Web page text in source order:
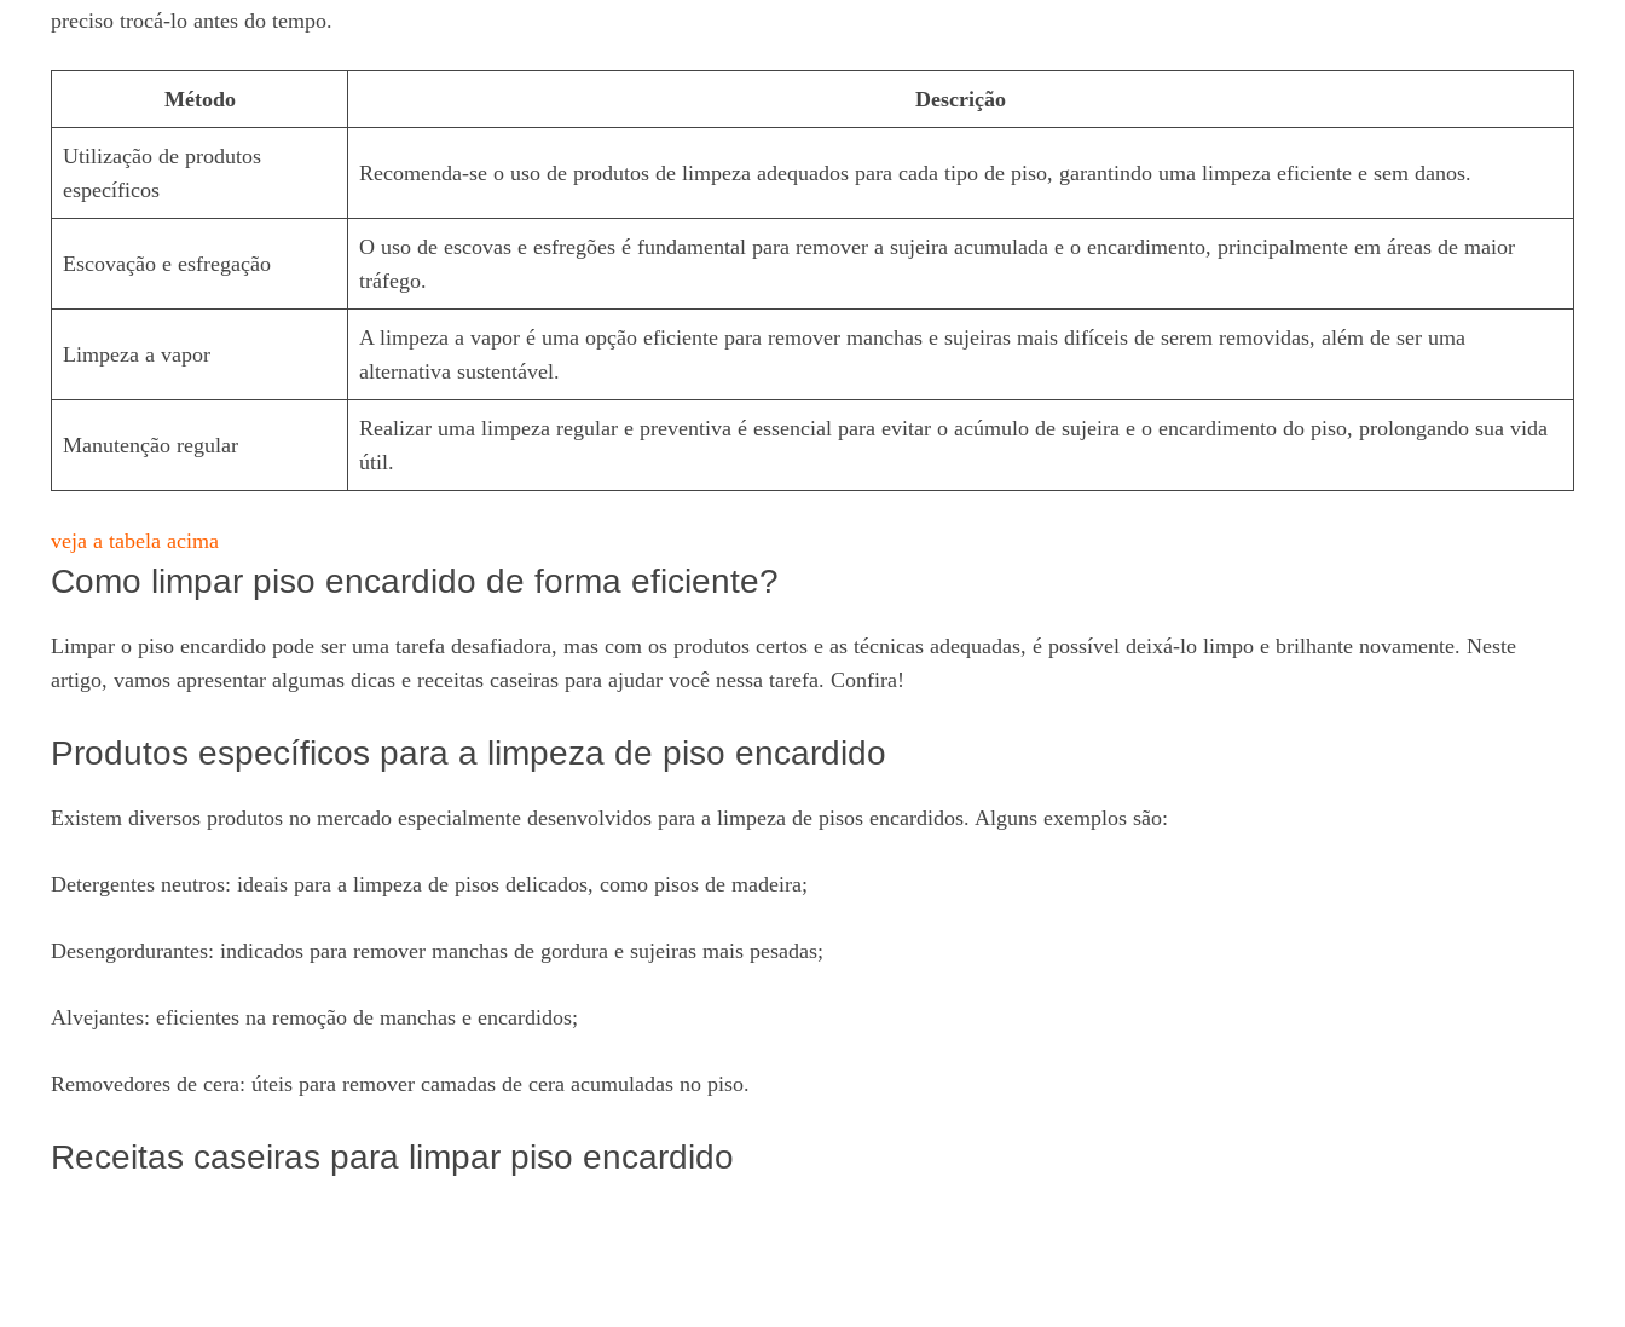
preciso trocá-lo antes do tempo.
Método Descrição
Utilização de produtos
específicos
Recomenda-se o uso de produtos de limpeza adequados para cada tipo de piso, garantindo uma limpeza eficiente e sem danos.
Escovação e esfregação
O uso de escovas e esfregões é fundamental para remover a sujeira acumulada e o encardimento, principalmente em áreas de maior
tráfego.
Limpeza a vapor
A limpeza a vapor é uma opção eficiente para remover manchas e sujeiras mais difíceis de serem removidas, além de ser uma
alternativa sustentável.
Manutenção regular
Realizar uma limpeza regular e preventiva é essencial para evitar o acúmulo de sujeira e o encardimento do piso, prolongando sua vida
útil.
veja a tabela acima
Como limpar piso encardido de forma eficiente?
Limpar o piso encardido pode ser uma tarefa desafiadora, mas com os produtos certos e as técnicas adequadas, é possível deixá-lo limpo e brilhante novamente. Neste
artigo, vamos apresentar algumas dicas e receitas caseiras para ajudar você nessa tarefa. Confira!
Produtos específicos para a limpeza de piso encardido
Existem diversos produtos no mercado especialmente desenvolvidos para a limpeza de pisos encardidos. Alguns exemplos são:
Detergentes neutros: ideais para a limpeza de pisos delicados, como pisos de madeira;
Desengordurantes: indicados para remover manchas de gordura e sujeiras mais pesadas;
Alvejantes: eficientes na remoção de manchas e encardidos;
Removedores de cera: úteis para remover camadas de cera acumuladas no piso.
Receitas caseiras para limpar piso encardido